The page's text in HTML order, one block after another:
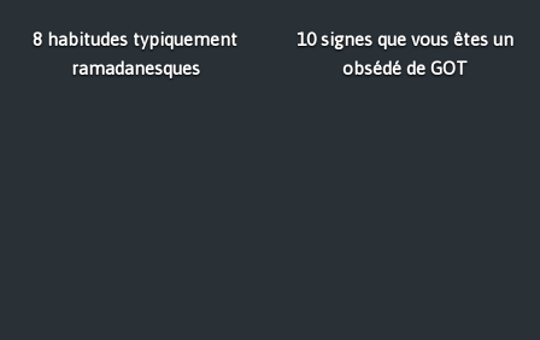
8 habitudes typiquement
ramadanesques
10 signes que vous êtes un
obsédé de GOT